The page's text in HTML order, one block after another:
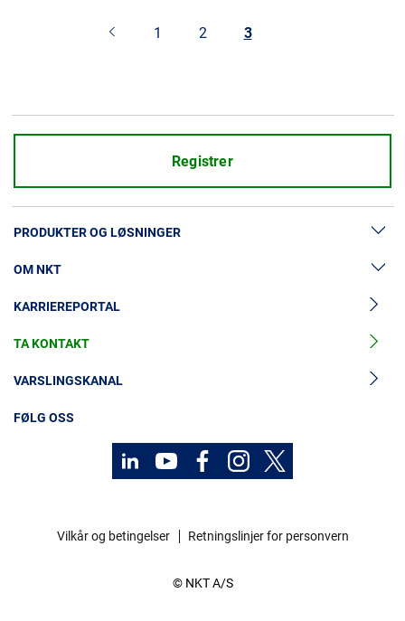
Karriere
1 2 3
Registrer
PRODUKTER OG LØSNINGER
Lavspenningskabler
Mellomspenningskabler
Mellomspenningskabeltilbehør
Høyspenningskabelløsninger
OM NKT
Nyheter og presse
Vår historie
Investorer
Bærekraft
KARRIEREPORTAL
TA KONTAKT
VARSLINGSKANAL
FØLG OSS
© NKT A/S
Vilkår og betingelser Retningslinjer for personvern